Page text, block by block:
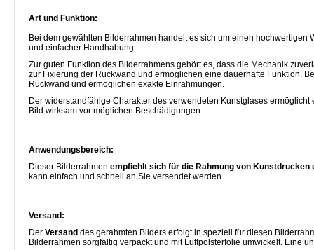
Art und Funktion:
Bei dem gewählten Bilderrahmen handelt es sich um einen hochwertigen
und einfacher Handhabung.
Zur guten Funktion des Bilderrahmens gehört es, dass die Mechanik
zur Fixierung der Rückwand und ermöglichen eine dauerhafte Funktion.
Rückwand und ermöglichen exakte Einrahmungen.
Der widerstandfähige Charakter des verwendeten Kunstglases
Bild wirksam vor möglichen Beschädigungen.
Anwendungsbereich:
Dieser Bilderrahmen empfiehlt sich für die Rahmung von Kunstdrucken
kann einfach und schnell an Sie versendet werden.
Versand:
Der Versand des gerahmten Bilders erfolgt in speziell für diesen
Bilderrahmen sorgfältig verpackt und mit Luftpolsterfolie umwickelt. Eine